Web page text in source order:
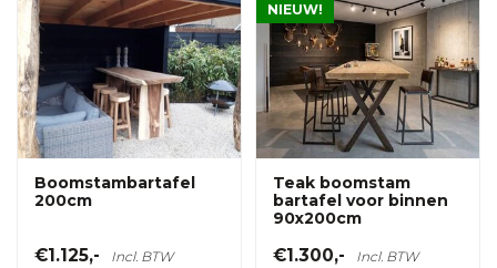
Boomstambartafel
200cm
€1.125,- Incl. BTW
NIEUW!
Teak boomstam
bartafel voor binnen
90x200cm
€1.300,- Incl. BTW